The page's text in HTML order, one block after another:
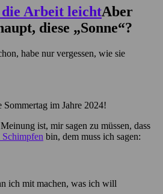
Aber
diese „Sonne“?
habe nur vergessen, wie sie
im Jahre 2024!
ist, mir sagen zu müssen, dass
Schimpfen bin, dem muss ich sagen:
ich mit machen, was ich will